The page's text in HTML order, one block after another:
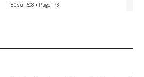
180 sur 508 • Page 178